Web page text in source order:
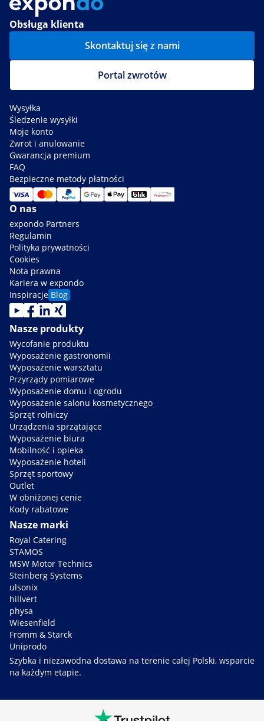
Obsługa klienta
Skontaktuj się z nami
Portal zwrotów
Wysyłka
Śledzenie wysyłki
Moje konto
Zwrot i anulowanie
Gwarancja premium
FAQ
Bezpieczne metody płatności
O nas
expondo Partners
Regulamin
Polityka prywatności
Cookies
Nota prawna
Kariera w expondo
Inspiracje Blog
Nasze produkty
Wycofanie produktu
Wyposażenie gastronomii
Wyposażenie warsztatu
Przyrządy pomiarowe
Wyposażenie domu i ogrodu
Wyposażenie salonu kosmetycznego
Sprzęt rolniczy
Urządzenia sprzątające
Wyposażenie biura
Mobilność i opieka
Wyposażenie hoteli
Sprzęt sportowy
Outlet
W obniżonej cenie
Kody rabatowe
Nasze marki
Royal Catering
STAMOS
MSW Motor Technics
Steinberg Systems
ulsonix
hillvert
physa
Wiesenfield
Fromm & Starck
Uniprodo
Szybka i niezawodna dostawa na terenie całej Polski, wsparcie
na każdym etapie.